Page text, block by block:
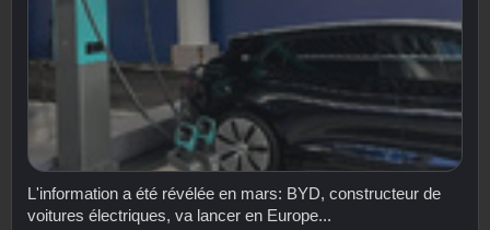
L'information a été révélée en mars: BYD, constructeur de
voitures électriques, va lancer en Europe...